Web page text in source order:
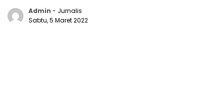
Admin - Jurnalis
Sabtu, 5 Maret 2022